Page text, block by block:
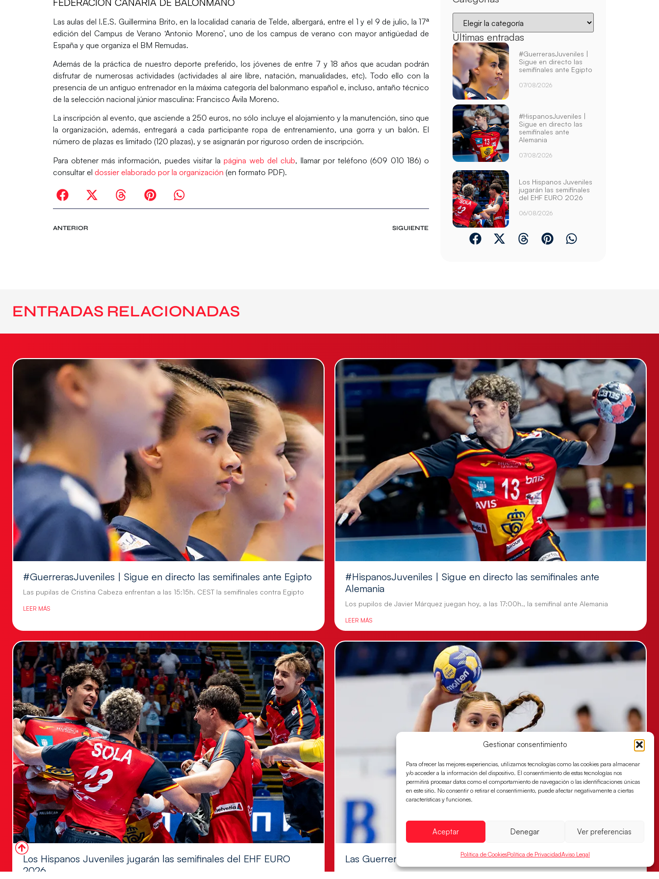
Gestionar consentimiento
Para ofrecer las mejores experiencias, utilizamos tecnologías como las cookies para almacenar
y/o acceder a la información del dispositivo. El consentimiento de estas tecnologías nos
permitirá procesar datos como el comportamiento de navegación o las identificaciones únicas
en este sitio. No consentir o retirar el consentimiento, puede afectar negativamente a ciertas
características y funciones.
Aceptar Denegar Ver preferencias
Política de CookiesPolítica de PrivacidadAviso Legal
Las aulas del I.E.S. Guillermina Brito, en la localidad canaria de Telde, albergará, entre el 1 y el 9 de julio, la 17ª
edición del Campus de Verano ‘Antonio Moreno’, uno de los campus de verano con mayor antigüedad de
España y que organiza el BM Remudas.
Además de la práctica de nuestro deporte preferido, los jóvenes de entre 7 y 18 años que acudan podrán
disfrutar de numerosas actividades (actividades al aire libre, natación, manualidades, etc). Todo ello con la
presencia de un antiguo entrenador en la máxima categoría del balonmano español e, incluso, antaño técnico
de la selección nacional júnior masculina: Francisco Ávila Moreno.
La inscripción al evento, que asciende a 250 euros, no sólo incluye el alojamiento y la manutención, sino que
la organización, además, entregará a cada participante ropa de entrenamiento, una gorra y un balón. El
número de plazas es limitado (120 plazas), y se asignarán por riguroso orden de inscripción.
Para obtener más información, puedes visitar lapágina web del club, llamar por teléfono (609 010 186) o
consultar el dossier elaborado por la organización (en formato PDF).
ANTERIOR SIGUIENTE
Últimas entradas
#GuerrerasJuveniles |
Sigue en directo las
semifinales ante Egipto
07/08/2026
#HispanosJuveniles |
Sigue en directo las
semifinales ante
Alemania
07/08/2026
Los Hispanos Juveniles
jugarán las semifinales
del EHF EURO 2026
06/08/2026
ENTRADAS RELACIONADAS
#GuerrerasJuveniles | Sigue en directo las semifinales ante Egipto
Las pupilas de Cristina Cabeza enfrentan a las 15:15h. CEST la semifinales contra Egipto
LEER MÁS
#HispanosJuveniles | Sigue en directo las semifinales ante
Alemania
Los pupilos de Javier Márquez juegan hoy, a las 17:00h., la semifinal ante Alemania
LEER MÁS
Los Hispanos Juveniles jugarán las semifinales del EHF EURO
2026
Las Guerreras Juveniles sellan su billete para las semifinales
Las pupilas de Cristina Cabeza han remontado con parcial de 7:1 que les ha dado el pase